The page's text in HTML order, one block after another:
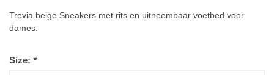
Trevia beige Sneakers met rits en uitneembaar voetbed voor
dames.
Size: *